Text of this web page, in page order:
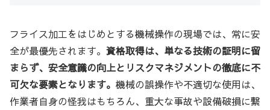
フライス加工をはじめとする機械操作の現場では、常に安
全が最優先されます。 資格取得は、単なる技術の証明に留
まらず、安全意識の向上とリスクマネジメントの徹底に不
可欠な要素となります。 機械の誤操作や不適切な使用は、
作業者自身の怪我はもちろん、重大な事故や設備破損に繋